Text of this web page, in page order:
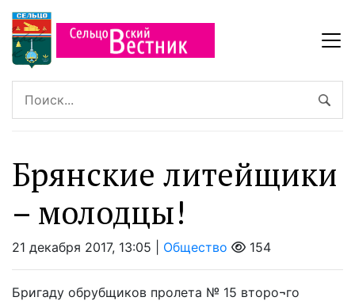
Брянские литейщики
– молодцы!
21 декабря 2017, 13:05 | Общество 154
Бригаду обрубщиков пролета № 15 второ¬го